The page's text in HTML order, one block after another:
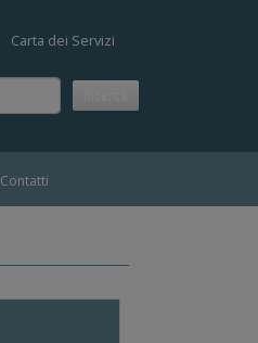
Carta dei Servizi
Contatti